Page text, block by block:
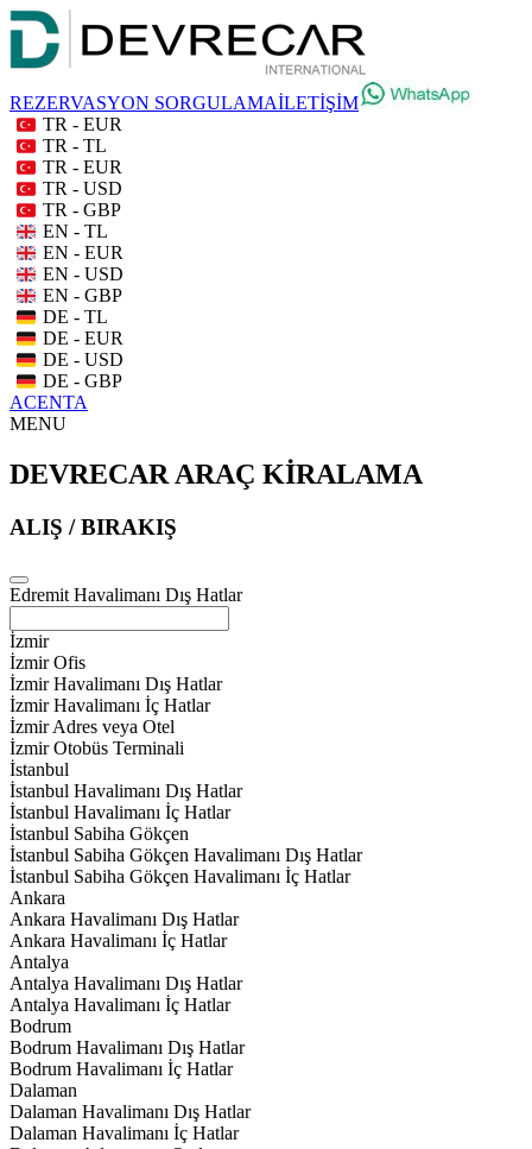
REZERVASYON SORGULAMAİLETİŞİM
TR - EUR
TR - TL
TR - EUR
TR - USD
TR - GBP
EN - TL
EN - EUR
EN - USD
EN - GBP
DE - TL
DE - EUR
DE - USD
DE - GBP
ACENTA
MENU
DEVRECAR ARAÇ KİRALAMA
ALIŞ / BIRAKIŞ
Edremit Havalimanı Dış Hatlar
İzmir
İzmir Ofis
İzmir Havalimanı Dış Hatlar
İzmir Havalimanı İç Hatlar
İzmir Adres veya Otel
İzmir Otobüs Terminali
İstanbul
İstanbul Havalimanı Dış Hatlar
İstanbul Havalimanı İç Hatlar
İstanbul Sabiha Gökçen
İstanbul Sabiha Gökçen Havalimanı Dış Hatlar
İstanbul Sabiha Gökçen Havalimanı İç Hatlar
Ankara
Ankara Havalimanı Dış Hatlar
Ankara Havalimanı İç Hatlar
Antalya
Antalya Havalimanı Dış Hatlar
Antalya Havalimanı İç Hatlar
Bodrum
Bodrum Havalimanı Dış Hatlar
Bodrum Havalimanı İç Hatlar
Dalaman
Dalaman Havalimanı Dış Hatlar
Dalaman Havalimanı İç Hatlar